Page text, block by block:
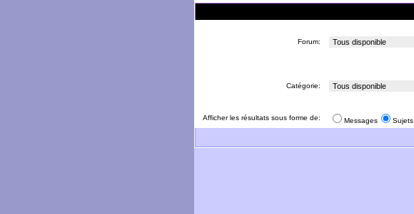
Forum:
Catégorie:
Afficher les résultats sous forme de: Messages Sujets